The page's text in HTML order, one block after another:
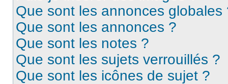
Que sont les annonces globales
Que sont les annonces ?
Que sont les notes ?
Que sont les sujets verrouillés ?
Que sont les icônes de sujet ?